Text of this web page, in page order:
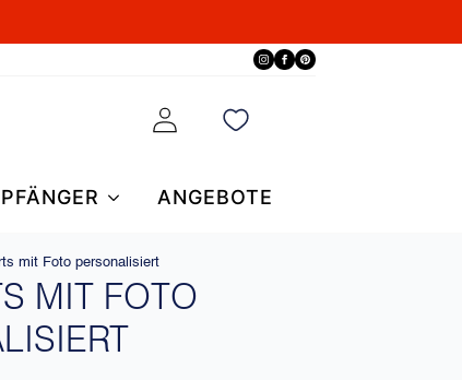
ANGEBOTE
mit Foto personalisiert
MIT FOTO